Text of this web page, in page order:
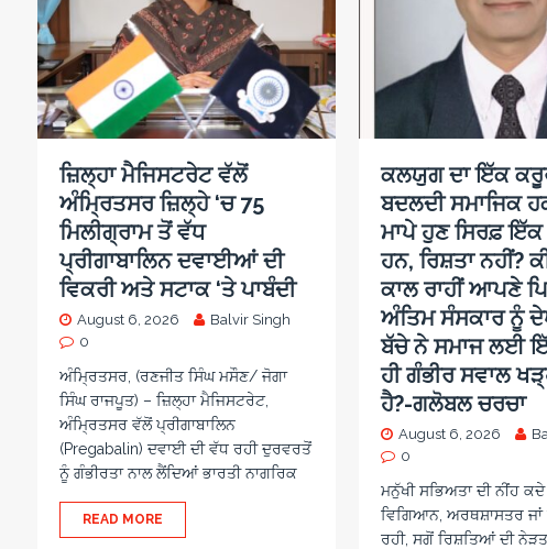
ਜ਼ਿਲ੍ਹਾ ਮੈਜਿਸਟਰੇਟ ਵੱਲੋਂ
ਅੰਮ੍ਰਿਤਸਰ ਜ਼ਿਲ੍ਹੇ ‘ਚ 75
ਮਿਲੀਗ੍ਰਾਮ ਤੋਂ ਵੱਧ
ਪ੍ਰੀਗਾਬਾਲਿਨ ਦਵਾਈਆਂ ਦੀ
ਵਿਕਰੀ ਅਤੇ ਸਟਾਕ ‘ਤੇ ਪਾਬੰਦੀ
August 6, 2026
Balvir Singh
0
ਅੰਮ੍ਰਿਤਸਰ, (ਰਣਜੀਤ ਸਿੰਘ ਮਸੌਣ/ ਜੋਗਾ
ਸਿੰਘ ਰਾਜਪੂਤ) – ਜ਼ਿਲ੍ਹਾ ਮੈਜਿਸਟਰੇਟ,
ਅੰਮ੍ਰਿਤਸਰ ਵੱਲੋਂ ਪ੍ਰੀਗਾਬਾਲਿਨ
(Pregabalin) ਦਵਾਈ ਦੀ ਵੱਧ ਰਹੀ ਦੁਰਵਰਤੋਂ
ਨੂੰ ਗੰਭੀਰਤਾ ਨਾਲ ਲੈਂਦਿਆਂ ਭਾਰਤੀ ਨਾਗਰਿਕ
READ MORE
ਕਲਯੁਗ ਦਾ ਇੱਕ
ਬਦਲਦੀ ਸਮਾਜਿਕ
ਮਾਪੇ ਹੁਣ ਸਿਰਫ਼ ਇੱਕ
ਹਨ, ਰਿਸ਼ਤਾ ਨਹੀਂ?
ਕਾਲ ਰਾਹੀਂ ਆਪਣੇ
ਅੰਤਿਮ ਸੰਸਕਾਰ ਨੂੰ
ਬੱਚੇ ਨੇ ਸਮਾਜ ਲਈ
ਹੀ ਗੰਭੀਰ ਸਵਾਲ
ਹੈ?-ਗਲੋਬਲ ਚਰਚਾ
August 6, 2026
0
ਮਨੁੱਖੀ ਸਭਿਅਤਾ ਦੀ ਨੀਂਹ
ਵਿਗਿਆਨ, ਅਰਥਸ਼ਾਸਤਰ ਜਾਂ
ਰਹੀ, ਸਗੋਂ ਰਿਸ਼ਤਿਆਂ ਦੀ